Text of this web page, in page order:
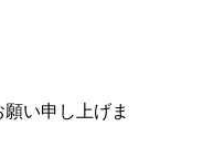
い申し上げま